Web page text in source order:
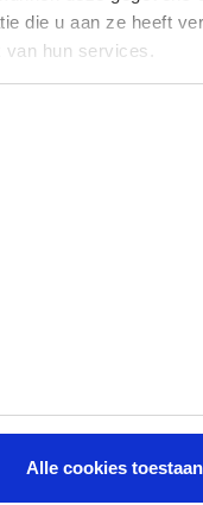
die u aan ze heeft
van hun services.
Alle cookies toestaan